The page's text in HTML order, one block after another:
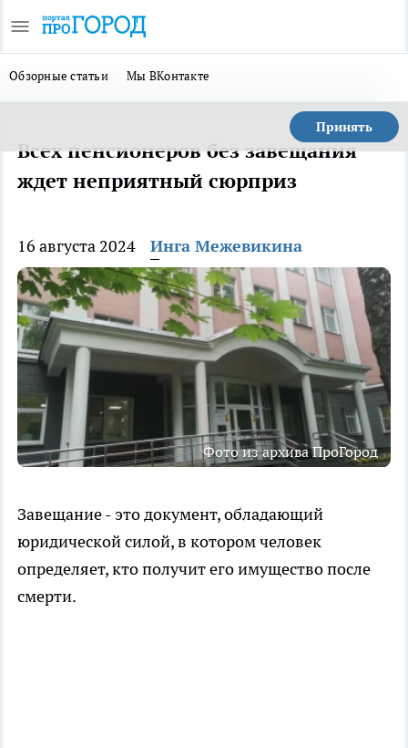
Обзорные статьи Мы ВКонтакте
Принять
Всех пенсионеров без завещания
ждет неприятный сюрприз
16 августа 2024 Инга Межевикина
Фото из архива ПроГород
Завещание - это документ, обладающий
юридической силой, в котором человек
определяет, кто получит его имущество после
смерти.